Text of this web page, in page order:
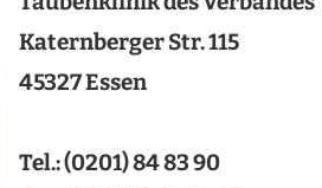
Katernberger Str. 115
45327 Essen
Tel.: (0201) 84 83 90